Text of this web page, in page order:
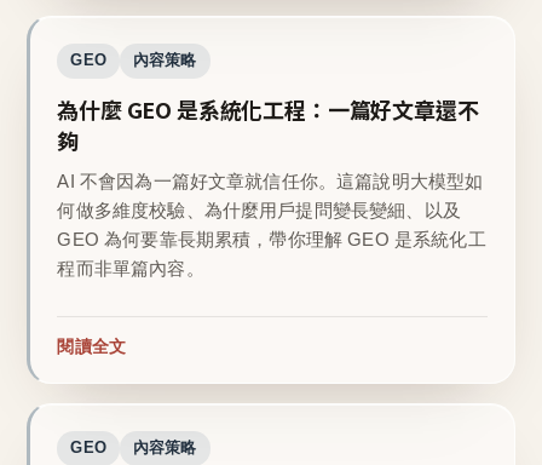
GEO 內容策略
為什麼 GEO 是系統化工程：一篇好文章還不
夠
AI 不會因為一篇好文章就信任你。這篇說明大模型如
何做多維度校驗、為什麼用戶提問變長變細、以及
GEO 為何要靠長期累積，帶你理解 GEO 是系統化工
程而非單篇內容。
閱讀全文
GEO 內容策略